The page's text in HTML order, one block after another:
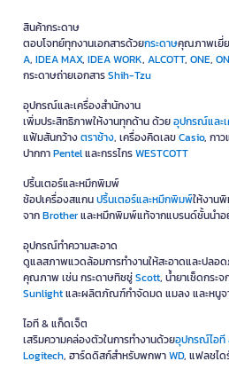
สินค้ากระดาษ
ตอบโจทย์ทุกงานเอกสารด้วยกระดาษคุณภาพเยี่
A, IDEA MAX, IDEA WORK, ALCOTT, ONE,
กระดาษถ่ายเอกสารShih-Tzu
อุปกรณ์และเครื่องสำนักงาน
เพิ่มประสิทธิภาพให้งานทุกด้าน ด้วยอุปกรณ์และเ
แฟ้มสันกว้างตราช้าง, เครื่องคิดเลขCasio, กา
ปากกาPentelและกรรไกรWESTCOTT
ปริ้นเตอร์และหมึกพิมพ์
ช้อปเครื่องสแกนปริ้นเตอร์และหมึกพิมพ์ให้งาน
จากBrotherและหมึกพิมพ์แท้จากแบรนด์ชั้นนำอ
อุปกรณ์ทำความสะอาด
ดูแลสภาพแวดล้อมการทำงานให้สะอาดและปลอ
คุณภาพ เช่น กระดาษทิชชู่Scott, น้ำยาเช็ดกระจ
Sunlightและผลิตภัณฑ์กำจัดมด แมลง และหนูจ
ไอที & แก็ดเจ็ต
เสริมความคล่องตัวในการทำงานด้วยอุปกรณ์ไอที
Logitech, ฮาร์ดดิสก์สำหรับพกพาWD, แฟลชไ